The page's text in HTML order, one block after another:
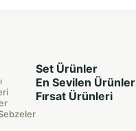
Set Ürünler
En Sevilen Ürünler
Fırsat Ürünleri